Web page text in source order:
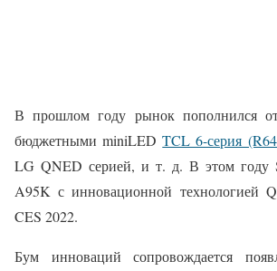
В прошлом году рынок пополнился
бюджетными miniLEDTCL 6-серия
LG QNED серией, и т. д. В этом году
A95K с инновационной технологией
CES 2022.
Бум инноваций сопровождается